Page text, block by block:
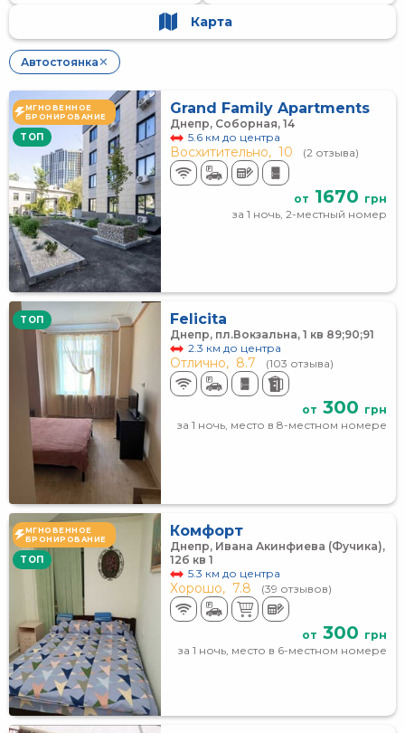
Карта
Автостоянка ✕
МГНОВЕННОЕ
БРОНИРОВАНИЕ
TOП
Grand Family Apartments
Днепр, Соборная, 14
5.6 км до центра
Восхитительно, 10 (2 отзыва)
от 1670 грн
за 1 ночь, 2-местный номер
TOП Felicita
Днепр, пл.Вокзальна, 1 кв 89;90;91
2.3 км до центра
Отлично, 8.7 (103 отзыва)
от 300 грн
за 1 ночь, место в 8-местном номере
МГНОВЕННОЕ
БРОНИРОВАНИЕ
TOП
Комфорт
Днепр, Ивана Акинфиева (Фучика),
12б кв 1
5.3 км до центра
Хорошо, 7.8 (39 отзывов)
от 300 грн
за 1 ночь, место в 6-местном номере